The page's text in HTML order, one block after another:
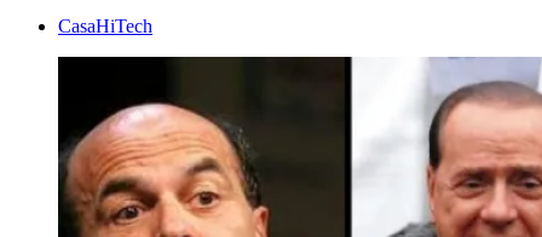
CasaHiTech